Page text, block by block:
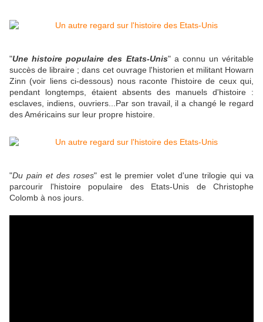
"Une histoire populaire des Etats-Unis" a connu un véritable
succès de libraire ; dans cet ouvrage l'historien et militant Howarn
Zinn (voir liens ci-dessous) nous raconte l'histoire de ceux qui,
pendant longtemps, étaient absents des manuels d'histoire :
esclaves, indiens, ouvriers...Par son travail, il a changé le regard
des Américains sur leur propre histoire.
"Du pain et des roses" est le premier volet d'une trilogie qui va
parcourir l'histoire populaire des Etats-Unis de Christophe
Colomb à nos jours.